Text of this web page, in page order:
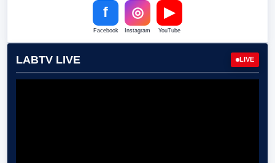
f
Facebook
◎
Instagram
▶
YouTube
LABTV LIVE LIVE